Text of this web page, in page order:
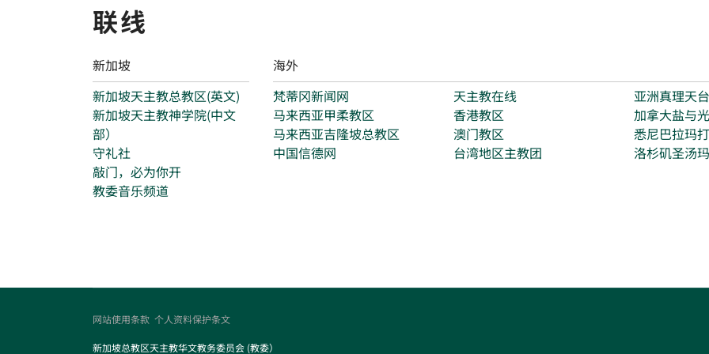
联线
新加坡
新加坡天主教总教区(英文)
新加坡天主教神学院(中文
部）
守礼社
敲门，必为你开
教委音乐频道
海外
梵蒂冈新闻网
马来西亚甲柔教区
马来西亚吉隆坡总教区
中国信德网
天主教在线
香港教区
澳门教区
台湾地区主教团
亚洲真理天台
加拿大盐与光
悉尼巴拉玛
洛杉矶圣汤
网站使用条款 个人资料保护条文
新加坡总教区天主教华文教务委员会 (教委）